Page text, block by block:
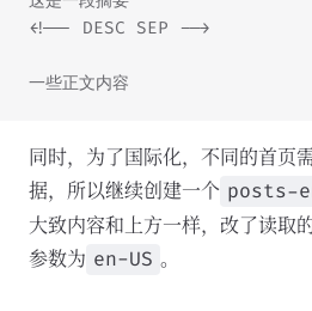
<!-- DESC SEP -->
一些正文内容
同时，为了国际化，不同的首页
据，所以继续创建一个 posts-
大致内容和上方一样，改了读取
参数为 en-US 。